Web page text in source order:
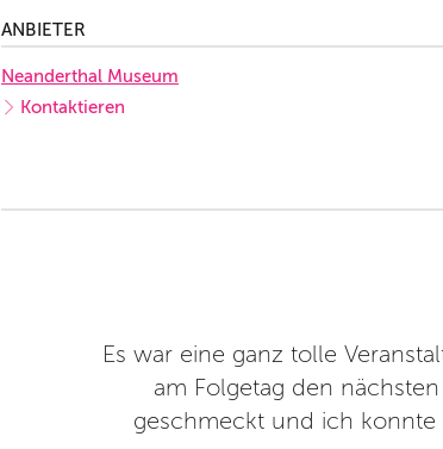
ANBIETER
Neanderthal Museum
Kontaktieren
Es war eine ganz tolle
am Folgetag den
geschmeckt und ich